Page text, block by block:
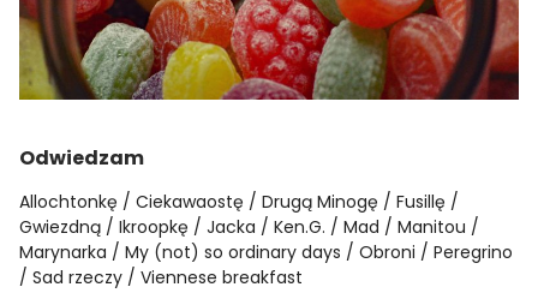
Odwiedzam
Allochtonkę Ciekawaostę Drugą Minogę
Fusillę
Gwiezdną
Ikroopkę Jacka Ken.G. Mad
Manitou
Marynarka
My (not) so ordinary days Obroni
Peregrino
Sad rzeczy
Viennese breakfast